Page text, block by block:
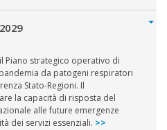
Piano strategico operativo di
da patogeni respiratori
Stato-Regioni. Il
la capacità di risposta del
alle future emergenze
dei servizi essenziali. >>